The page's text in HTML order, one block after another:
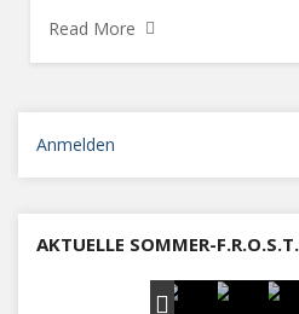
Read More
Anmelden
AKTUELLE SOMMER-